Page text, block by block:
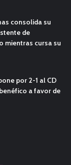
consolida su
de
mientras cursa su
por 2-1 al CD
a favor de